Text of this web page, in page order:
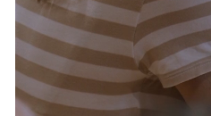
Servizi e
Contatti
FAQ